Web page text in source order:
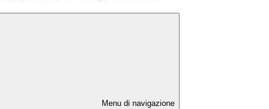
Menu di navigazione